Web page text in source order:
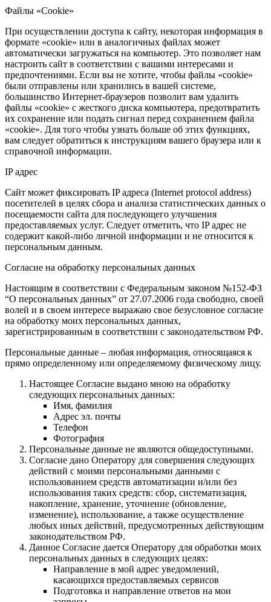
Файлы «Cookie»
При осуществлении доступа к сайту, некоторая информация в
формате «cookie» или в аналогичных файлах может
автоматически загружаться на компьютер. Это позволяет нам
настроить сайт в соответствии с вашими интересами и
предпочтениями. Если вы не хотите, чтобы файлы «cookie»
были отправлены или хранились в вашей системе,
большинство Интернет-браузеров позволит вам удалить
файлы «cookie» с жесткого диска компьютера, предотвратить
их сохранение или подать сигнал перед сохранением файла
«cookie». Для того чтобы узнать больше об этих функциях,
вам следует обратиться к инструкциям вашего браузера или к
справочной информации.
IP адрес
Сайт может фиксировать IP адреса (Internet protocol address)
посетителей в целях сбора и анализа статистических данных о
посещаемости сайта для последующего улучшения
предоставляемых услуг. Следует отметить, что IP адрес не
содержит какой-либо личной информации и не относится к
персональным данным.
Согласие на обработку персональных данных
Настоящим в соответствии с Федеральным законом №152-ФЗ
“О персональных данных” от 27.07.2006 года свободно, своей
волей и в своем интересе выражаю свое безусловное согласие
на обработку моих персональных данных,
зарегистрированным в соответствии с законодательством РФ.
Персональные данные – любая информация, относящаяся к
прямо определенному или определяемому физическому лицу.
Настоящее Согласие выдано мною на обработку
следующих персональных данных:
Имя, фамилия
Адрес эл. почты
Телефон
Фотография
Персональные данные не являются общедоступными.
Согласие дано Оператору для совершения следующих
действий с моими персональными данными с
использованием средств автоматизации и/или без
использования таких средств: сбор, систематизация,
накопление, хранение, уточнение (обновление,
изменение), использование, а также осуществление
любых иных действий, предусмотренных действующим
законодательством РФ.
Данное Согласие дается Оператору для обработки моих
персональных данных в следующих целях:
Направление в мой адрес уведомлений,
касающихся предоставляемых сервисов
Подготовка и направление ответов на мои